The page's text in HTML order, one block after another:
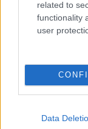
related to
functionality
user
Data